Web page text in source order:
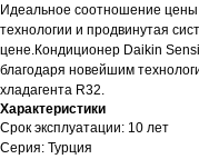
Идеальное соотношение
технологии и продвинутая
цене.Кондиционер Daikin
благодаря новейшим
хладагента R32.
Характеристики
Срок эксплуатации: 10 лет
Серия: Турция